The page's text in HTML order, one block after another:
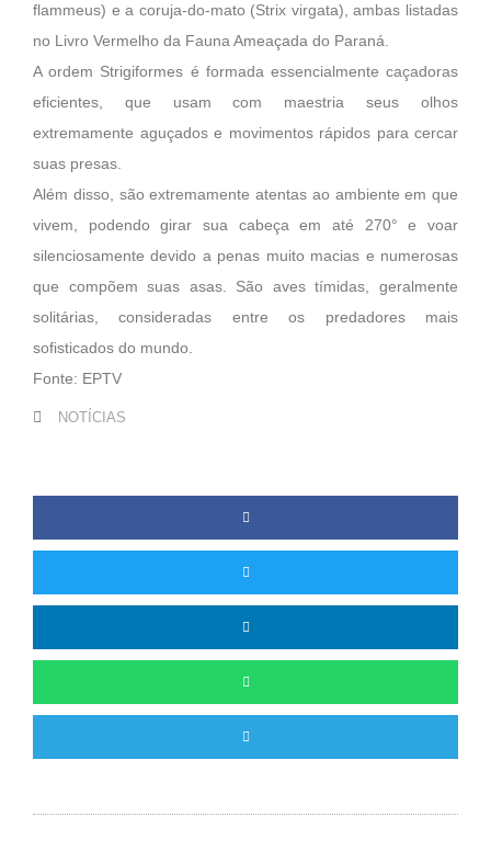
flammeus) e a coruja-do-mato (Strix virgata), ambas listadas
no Livro Vermelho da Fauna Ameaçada do Paraná.
A ordem Strigiformes é formada essencialmente caçadoras
eficientes, que usam com maestria seus olhos
extremamente aguçados e movimentos rápidos para cercar
suas presas.
Além disso, são extremamente atentas ao ambiente em que
vivem, podendo girar sua cabeça em até 270° e voar
silenciosamente devido a penas muito macias e numerosas
que compõem suas asas. São aves tímidas, geralmente
solitárias, consideradas entre os predadores mais
sofisticados do mundo.
Fonte: EPTV
NOTÍCIAS